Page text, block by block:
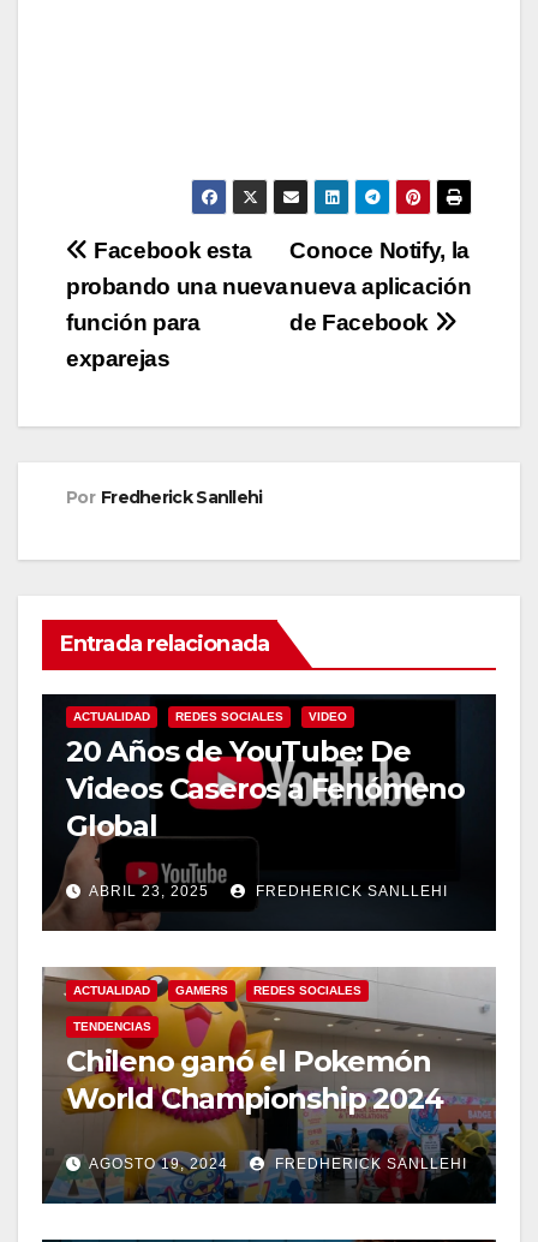
Navegación
de
entradas
Conoce Notify, la
nueva aplicación
de Facebook
Facebook esta
probando una nueva
función para
exparejas
Por Fredherick Sanllehi
Entrada relacionada
ACTUALIDAD REDES SOCIALES VIDEO
20 Años de YouTube: De
Videos Caseros a Fenómeno
Global
ABRIL 23, 2025 FREDHERICK SANLLEHI
ACTUALIDAD GAMERS REDES SOCIALES
TENDENCIAS
Chileno ganó el Pokemón
World Championship 2024
AGOSTO 19, 2024 FREDHERICK SANLLEHI